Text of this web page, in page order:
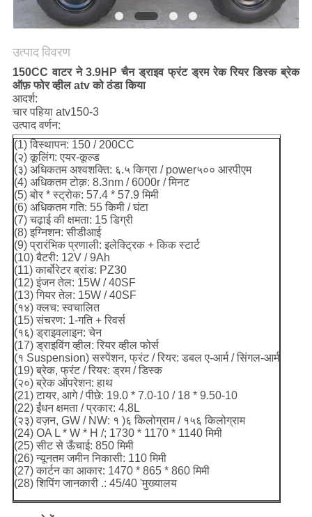
उत्पाद विवरण
150CC वाटर ने 3.9HP चैन ड्राइव फ्रंट ड्रम रेक रियर डिस्क ब्रेक
ऑफ़ फोर व्हील atv को ठंडा किया
आदर्श:
चार पहिया atv150-3
उत्पाद वर्णन:
(1) विस्थापन: 150 / 200CC
(२) कूलिंग: एयर-कूल्ड
(३) अधिकतम अश्वशक्ति: ६.५ किग्रा / power५०० आरपीएम
(4) अधिकतम टोक़: 8.3nm / 6000r / मिनट
(5) बोर * स्ट्रोक: 57.4 * 57.9 मिमी
(6) अधिकतम गति: 55 किमी / घंटा
(7) चढ़ाई की क्षमता: 15 डिग्री
(8) इग्निशन: सीडीआई
(9) प्रारंभिक प्रणाली: इलेक्ट्रिक + किक स्टार्ट
(10) बैटरी: 12V / 9Ah
(11) कार्बोरेटर ब्रांड: PZ30
(12) इंजन तेल: 15W / 40SF
(13) गियर तेल: 15W / 40SF
(१४) क्लच: स्वचालित
(15) संचरण: 1-गति + रिवर्स
(१६) ड्राइवलाइन: चेन
(17) ड्राइविंग व्हील: रियर व्हील फोर्स
(१ Suspension) सस्पेंशन, फ्रंट / रियर: डबल ए-आर्म / सिंगल-आर्म
(19) ब्रेक, फ्रंट / रियर: ड्रम / डिस्क
(२०) ब्रेक ऑपरेशन: हाथ
(21) टायर, आगे / पीछे: 19.0 * 7.0-10 / 18 * 9.50-10
(22) ईंधन क्षमता / प्रकार: 4.8L
(२३) वज़न, GW / NW: १ )६ किलोग्राम / १५६ किलोग्राम
(24) OA L * W * H /; 1730 * 1170 * 1140 मिमी
(25) सीट से ऊँचाई: 850 मिमी
(26) न्यूनतम जमीन निकासी: 110 मिमी
(27) कार्टन का आकार: 1470 * 865 * 860 मिमी
(28) शिपिंग जानकारी .: 45/40 'मुख्यालय